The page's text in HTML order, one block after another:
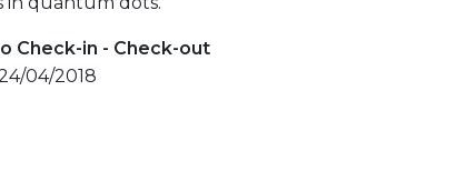
Check-in - Check-out
04/2018